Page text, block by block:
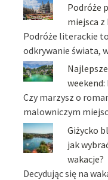
Podróże
miejsca z
Podróże literackie
odkrywanie świata,
Czy marzysz o
malowniczym
Giżycko
jak
wakacje?
Decydując się na